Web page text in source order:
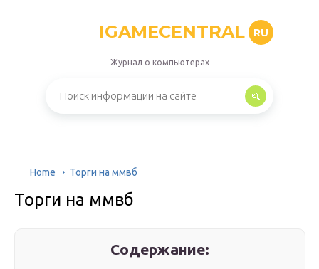
IGAMECENTRAL RU
Журнал о компьютерах
Home Торги на ммвб
Торги на ммвб
Содержание: